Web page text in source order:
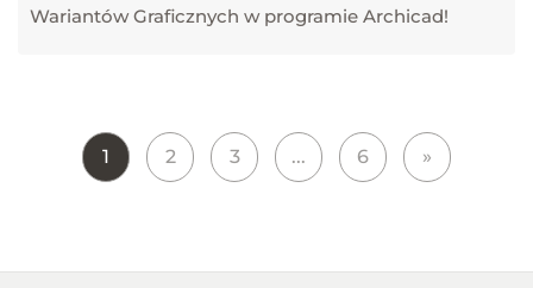
Wariantów Graficznych w programie Archicad!
1 2 3 ... 6 »